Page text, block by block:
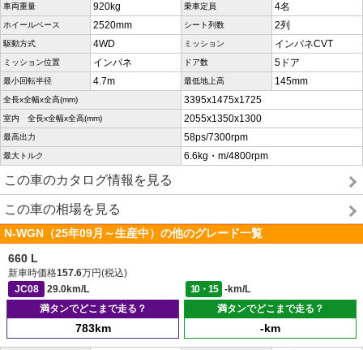
車両重量 920kg 乗車定員 4名
ホイールベース 2520mm シート列数 2列
駆動方式 4WD ミッション インパネCVT
ミッション位置 インパネ ドア数 5ドア
最小回転半径 4.7m 最低地上高 145mm
全長x全幅x全高(mm) 3395x1475x1725
室内 全長x全幅x全高(mm) 2055x1350x1300
最高出力 58ps/7300rpm
最大トルク 6.6kg・m/4800rpm
この車のカタログ情報を見る
この車の相場を見る
N-WGN（25年09月～生産中）の他のグレード一覧
660 L
新車時価格157.6万円(税込)
JC08
29.0km/L 10・15
-km/L
満タンでどこまで走る？
783km
満タンでどこまで走る？
-km